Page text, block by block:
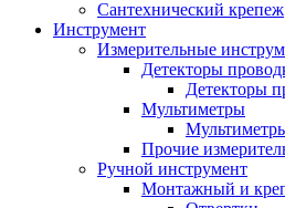
Сантехнический крепеж
Инструмент
Измерительные
Детекторы
Детекторы
Мультиметры
Прочие
Ручной инструмент
Монтажный и